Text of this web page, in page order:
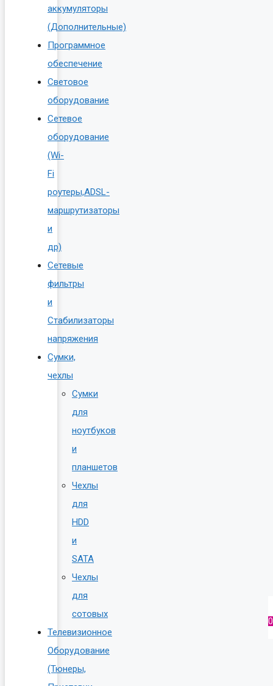
аккумуляторы
(Дополнительные)
Программное
обеспечение
Световое
оборудование
Сетевое
оборудование
(Wi-
Fi
роутеры,ADSL-
маршрутизаторы
и
др)
Сетевые
фильтры
и
Стабилизаторы
напряжения
Сумки,
чехлы
Сумки
для
ноутбуков
и
планшетов
Чехлы
для
HDD
и
SATA
Чехлы
для
сотовых
Телевизионное
Оборудование
(Тюнеры,
0